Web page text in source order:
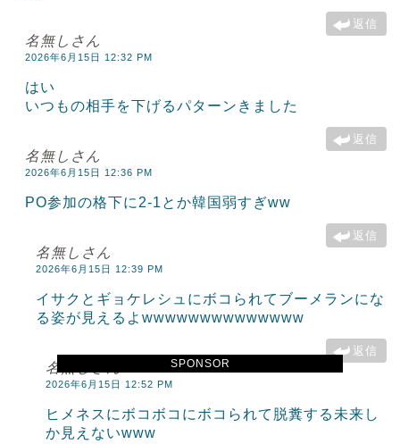
SPONSOR
返信
名無しさん
2026年6月15日 12:32 PM
はい
いつもの相手を下げるパターンきました
返信
名無しさん
2026年6月15日 12:36 PM
PO参加の格下に2-1とか韓国弱すぎww
返信
名無しさん
2026年6月15日 12:39 PM
イサクとギョケレシュにボコられてブーメランにな
る姿が見えるよwwwwwwwwwwwwww
返信
名無しさん
2026年6月15日 12:52 PM
ヒメネスにボコボコにボコられて脱糞する未来し
か見えないwww